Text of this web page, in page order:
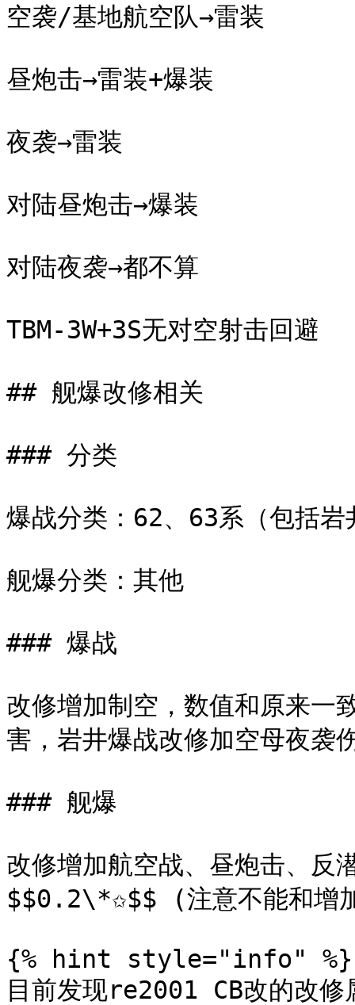
空袭/基地航空队→雷装
昼炮击→雷装+爆装
夜袭→雷装
对陆昼炮击→爆装
对陆夜袭→都不算
TBM-3W+3S无对空射击回避
## 舰爆改修相关
### 分类
爆战分类：62、63系（包括岩
舰爆分类：其他
### 爆战
改修增加制空，数值和原来一
害，岩井爆战改修加空母夜
### 舰爆
改修增加航空战、昼炮击、反
$$0.2\*✩$$ (注意不能和增
{% hint style="info" %}
目前发现re2001 CB改的改修